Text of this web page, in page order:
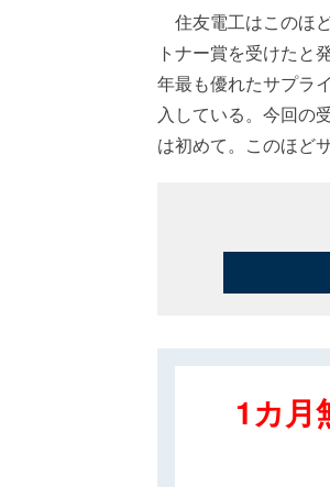
住友電工はこのほ
トナー賞を受けた
年最も優れたサプラ
入している。今回の
は初めて。このほど
1カ月